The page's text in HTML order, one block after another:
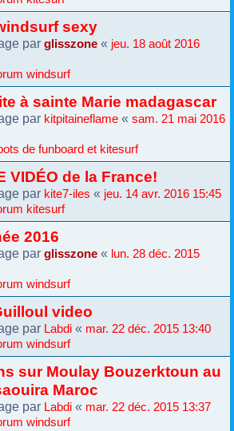
sexy
par glisszone « jeu. 18 août 2016
windsurf
à sainte Marie madagascar
par kitpitaineflame « sam. 21 mai 2016
de funboard et kitesurf
VIDÉO de la France!
par kite7-iles « jeu. 14 avr. 2016 15:45
kitesurf
2016
par glisszone « lun. 28 déc. 2015
windsurf
video
par Labdi « mar. 22 déc. 2015 13:40
windsurf
sur Moulay Bouzerktoun au
Maroc
par Labdi « mar. 22 déc. 2015 13:37
windsurf